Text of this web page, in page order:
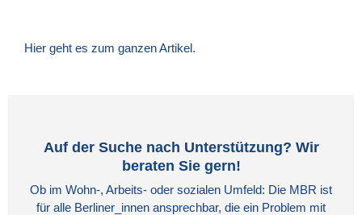
Hier geht es zum ganzen Artikel.
Auf der Suche nach Unterstützung? Wir
beraten Sie gern!
Ob im Wohn-, Arbeits- oder sozialen Umfeld: Die MBR ist
für alle Berliner_innen ansprechbar, die ein Problem mit